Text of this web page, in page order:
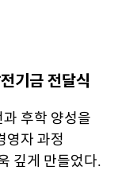
기금 전달식
후학 양성을
영자 과정
깊게 만들었다.